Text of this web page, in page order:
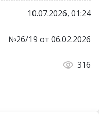
10.07.2026, 01:24
№26/19 от 06.02.2026
316